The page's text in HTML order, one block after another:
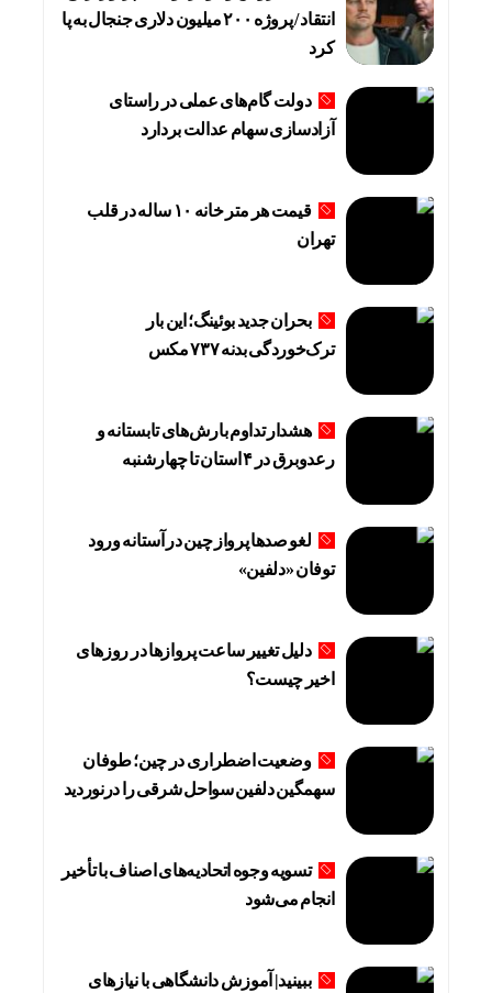
انتقاد / پروژه ۲۰۰ میلیون دلاری جنجال به پا
کرد
دولت گام‌های عملی در راستای
آزادسازی سهام عدالت بردارد
قیمت هر متر خانه ۱۰ ساله در قلب
تهران
بحران جدید بوئینگ؛ این بار
ترک‌خوردگی بدنه ۷۳۷ مکس
هشدار تداوم بارش‌های تابستانه و
رعدوبرق در ۴ استان تا چهارشنبه
لغو صدها پرواز چین در آستانه ورود
توفان «دلفین»
دلیل تغییر ساعت پروازها در روزهای
اخیر چیست؟
وضعیت اضطراری در چین؛ طوفان
سهمگین دلفین سواحل شرقی را درنوردید
تسویه وجوه اتحادیه‌های اصناف با تأخیر
انجام می‌شود
ببینید| آموزش دانشگاهی با نیازهای